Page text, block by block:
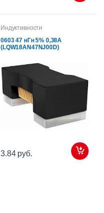
Индуктивности
0603 47 нГн 5% 0,38А
(LQW18AN47NJ00D)
3.84 руб.